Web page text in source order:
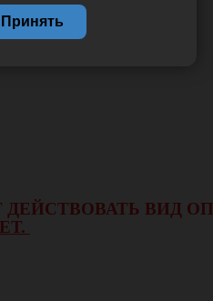
ДЕЙСТВОВАТЬ ВИД
Принять